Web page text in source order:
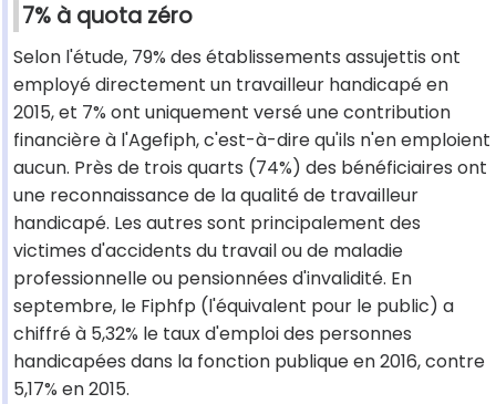
7% à quota zéro
Selon l'étude, 79% des établissements assujettis ont
employé directement un travailleur handicapé en
2015, et 7% ont uniquement versé une contribution
financière à l'Agefiph, c'est-à-dire qu'ils n'en emploient
aucun. Près de trois quarts (74%) des bénéficiaires ont
une reconnaissance de la qualité de travailleur
handicapé. Les autres sont principalement des
victimes d'accidents du travail ou de maladie
professionnelle ou pensionnées d'invalidité. En
septembre, le Fiphfp (l'équivalent pour le public) a
chiffré à 5,32% le taux d'emploi des personnes
handicapées dans la fonction publique en 2016, contre
5,17% en 2015.